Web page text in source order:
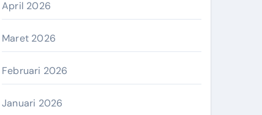
April 2026
Maret 2026
Februari 2026
Januari 2026